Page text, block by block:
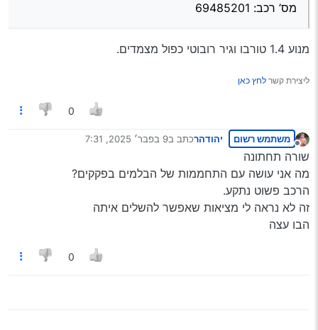
מס’ רכב: 69485201
מנוע 1.4 טורבו וגיר רובוטי כפול מצמדים.
ליצירת קשר לחץ כאן
0
מנותק
משתמש רשום יהודהרכתב ב9 בפבר׳ 2025, 7:31
נערך לאחרונה על ידי
שורה תחתונה
מה אני עושה עם התחממות של הבלמים בפקקים?
הרכב פשוט נתקע.
זה לא נראה לי מציאות שאפשר להשלים איתה
הבו עצה
0